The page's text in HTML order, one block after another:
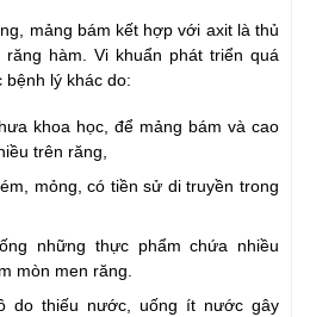
mảng bám kết hợp với axit là thủ
hàm. Vi khuẩn phát triển quá
bệnh lý khác do:
khoa học, để mảng bám và cao
trên răng,
mỏng, có tiền sử di truyền trong
những thực phẩm chứa nhiều
mòn men răng.
do thiếu nước, uống ít nước gây